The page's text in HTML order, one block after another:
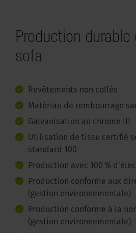
Production durable
sofa
Revêtements non collés
Matériau de rembourrage
Galvanisation au chrome III
Utilisation de tissu certifié
standard 100
Production avec 100 %
Production conforme aux
(gestion environnementale)
Production conforme à la
(gestion environnementale)